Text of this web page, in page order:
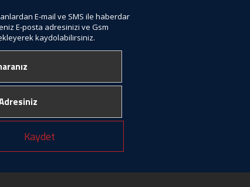
E-mail ve SMS ile haberdar
E-posta adresinizi ve Gsm
kaydolabilirsiniz.
Kaydet